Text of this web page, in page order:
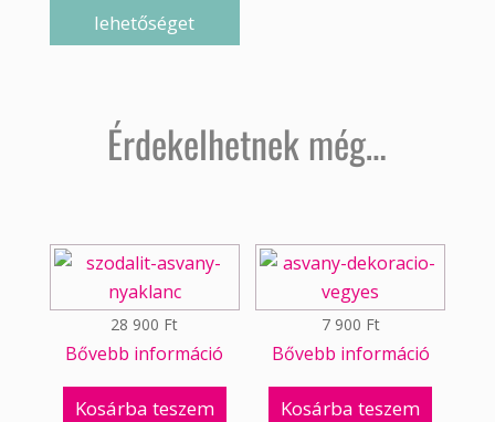
lehetőséget
Érdekelhetnek még…
28 900 Ft
Bővebb információ
Kosárba teszem
7 900 Ft
Bővebb információ
Kosárba teszem